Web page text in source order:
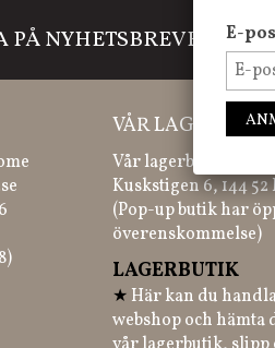
NYHETSBREVET
VÅR LAGERBUTIK
Vår lagerbutik hittar
Kuskstigen 6, 144
(Pop-up butik har
överenskommelse)
LAGERBUTIK
★ Här kan du
webshop och
E-